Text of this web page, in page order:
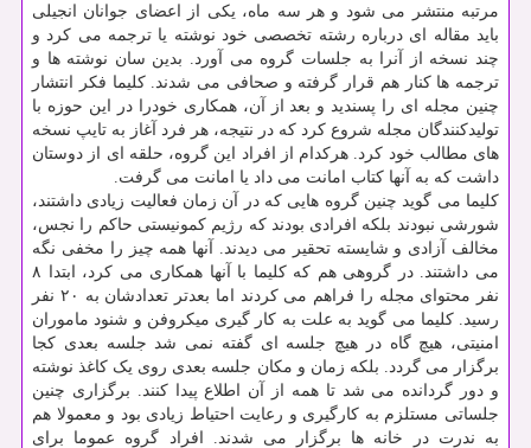
مرتبه منتشر می شود و هر سه ماه، یکی از اعضای جوانان انجیلی
باید مقاله ای درباره رشته تخصصی خود نوشته یا ترجمه می کرد و
چند نسخه از آنرا به جلسات گروه می آورد. بدین سان نوشته ها و
ترجمه ها کنار هم قرار گرفته و صحافی می شدند. کلیما فکر انتشار
چنین مجله ای را پسندید و بعد از آن، همکاری خودرا در این حوزه با
تولیدکنندگان مجله شروع کرد که در نتیجه، هر فرد آغاز به تایپ نسخه
های مطالب خود کرد. هرکدام از افراد این گروه، حلقه ای از دوستان
داشت که به آنها کتاب امانت می داد یا امانت می گرفت.
کلیما می گوید چنین گروه هایی که در آن زمان فعالیت زیادی داشتند،
شورشی نبودند بلکه افرادی بودند که رژیم کمونیستی حاکم را نجس،
مخالف آزادی و شایسته تحقیر می دیدند. آنها همه چیز را مخفی نگه
می داشتند. در گروهی هم که کلیما با آنها همکاری می کرد، ابتدا ۸
نفر محتوای مجله را فراهم می کردند اما بعدتر تعدادشان به ۲۰ نفر
رسید. کلیما می گوید به علت به کار گیری میکروفن و شنود ماموران
امنیتی، هیچ گاه در هیچ جلسه ای گفته نمی شد جلسه بعدی کجا
برگزار می گردد. بلکه زمان و مکان جلسه بعدی روی یک کاغذ نوشته
و دور گردانده می شد تا همه از آن اطلاع پیدا کنند. برگزاری چنین
جلساتی مستلزم به کارگیری و رعایت احتیاط زیادی بود و معمولا هم
به ندرت در خانه ها برگزار می شدند. افراد گروه عموما برای